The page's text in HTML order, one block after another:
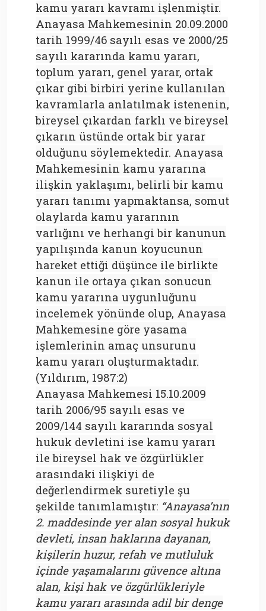
kamu yararı kavramı işlenmiştir.
Anayasa Mahkemesinin 20.09.2000
tarih 1999/46 sayılı esas ve 2000/25
sayılı kararında kamu yararı,
toplum yararı, genel yarar, ortak
çıkar gibi birbiri yerine kullanılan
kavramlarla anlatılmak istenenin,
bireysel çıkardan farklı ve bireysel
çıkarın üstünde ortak bir yarar
olduğunu söylemektedir. Anayasa
Mahkemesinin kamu yararına
ilişkin yaklaşımı, belirli bir kamu
yararı tanımı yapmaktansa, somut
olaylarda kamu yararının
varlığını ve herhangi bir kanunun
yapılışında kanun koyucunun
hareket ettiği düşünce ile birlikte
kanun ile ortaya çıkan sonucun
kamu yararına uygunluğunu
incelemek yönünde olup, Anayasa
Mahkemesine göre yasama
işlemlerinin amaç unsurunu
kamu yararı oluşturmaktadır.
(Yıldırım, 1987:2)
Anayasa Mahkemesi 15.10.2009
tarih 2006/95 sayılı esas ve
2009/144 sayılı kararında sosyal
hukuk devletini ise kamu yararı
ile bireysel hak ve özgürlükler
arasındaki ilişkiyi de
değerlendirmek suretiyle şu
şekilde tanımlamıştır: “Anayasa’nın
2. maddesinde yer alan sosyal hukuk
devleti, insan haklarına dayanan,
kişilerin huzur, refah ve mutluluk
içinde yaşamalarını güvence altına
alan, kişi hak ve özgürlükleriyle
kamu yararı arasında adil bir denge